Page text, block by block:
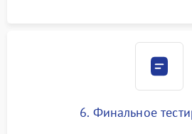
6. Финальное